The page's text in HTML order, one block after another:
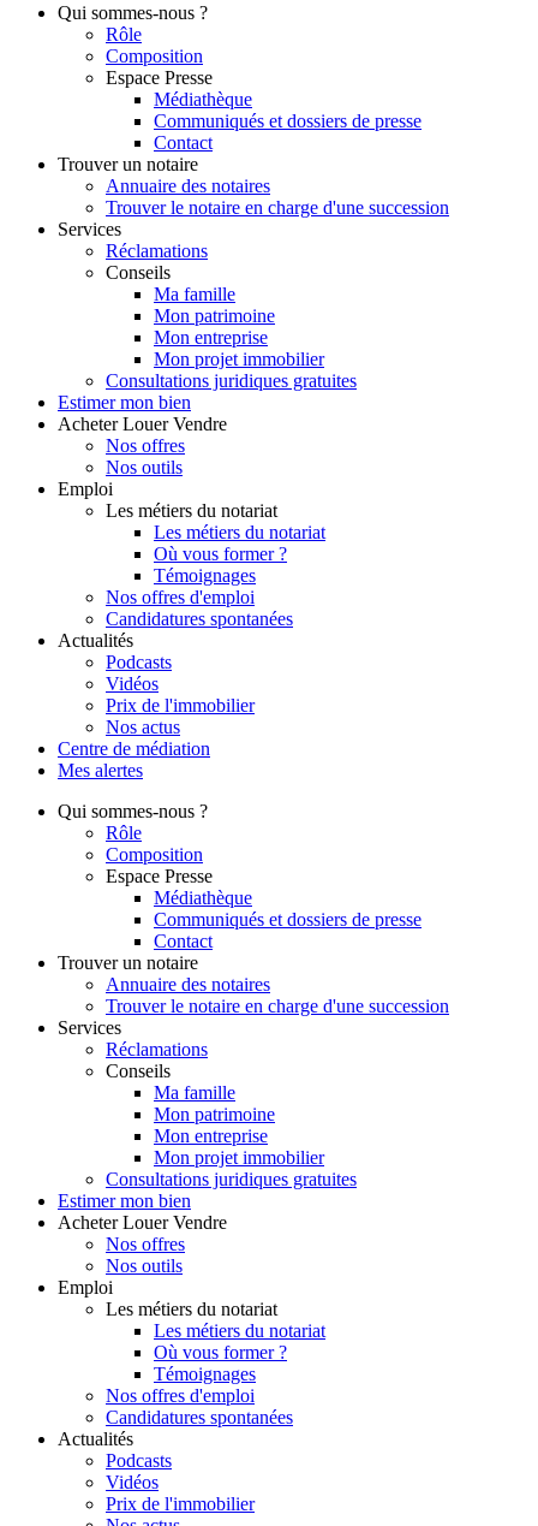
Qui sommes-nous ?
Rôle
Composition
Espace Presse
Médiathèque
Communiqués et dossiers de presse
Contact
Trouver un notaire
Annuaire des notaires
Trouver le notaire en charge d'une succession
Services
Réclamations
Conseils
Ma famille
Mon patrimoine
Mon entreprise
Mon projet immobilier
Consultations juridiques gratuites
Estimer mon bien
Acheter Louer Vendre
Nos offres
Nos outils
Emploi
Les métiers du notariat
Les métiers du notariat
Où vous former ?
Témoignages
Nos offres d'emploi
Candidatures spontanées
Actualités
Podcasts
Vidéos
Prix de l'immobilier
Nos actus
Centre de médiation
Mes alertes
Qui sommes-nous ?
Rôle
Composition
Espace Presse
Médiathèque
Communiqués et dossiers de presse
Contact
Trouver un notaire
Annuaire des notaires
Trouver le notaire en charge d'une succession
Services
Réclamations
Conseils
Ma famille
Mon patrimoine
Mon entreprise
Mon projet immobilier
Consultations juridiques gratuites
Estimer mon bien
Acheter Louer Vendre
Nos offres
Nos outils
Emploi
Les métiers du notariat
Les métiers du notariat
Où vous former ?
Témoignages
Nos offres d'emploi
Candidatures spontanées
Actualités
Podcasts
Vidéos
Prix de l'immobilier